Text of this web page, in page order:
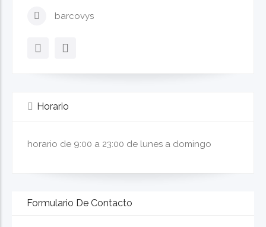
barcovys
Horario
horario de 9:00 a 23:00 de lunes a domingo
Formulario De Contacto